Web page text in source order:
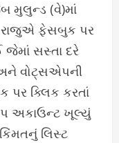
મુલુન્ડ (વે)માં
રાજુએ ફેસબુક પર
જેમાં સસ્તા દરે
વોટ્સએપની
પર ક્લિક કરતાં
અકાઉન્ટ ખૂલ્યું
લિસ્ટ